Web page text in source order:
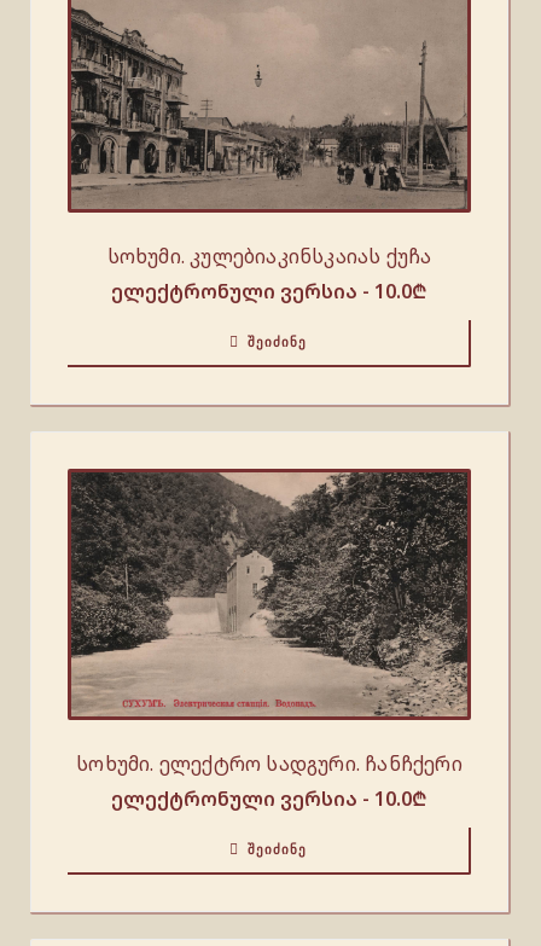
სოხუმი. კულებიაკინსკაიას ქუჩა
ელექტრონული ვერსია - 10.0₾
ᲨᲔᲘᲫᲘᲜᲔ
სოხუმი. ელექტრო სადგური. ჩანჩქერი
ელექტრონული ვერსია - 10.0₾
ᲨᲔᲘᲫᲘᲜᲔ